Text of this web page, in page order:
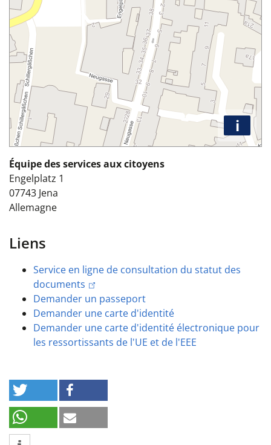
i
Équipe des services aux citoyens
Engelplatz 1
07743 Jena
Allemagne
Liens
Service en ligne de consultation du statut des
documents
Demander un passeport
Demander une carte d'identité
Demander une carte d'identité électronique pour
les ressortissants de l'UE et de l'EEE